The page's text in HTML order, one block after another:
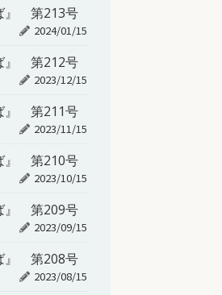
』 第213号
2024/01/15
』 第212号
2023/12/15
』 第211号
2023/11/15
』 第210号
2023/10/15
』 第209号
2023/09/15
』 第208号
2023/08/15